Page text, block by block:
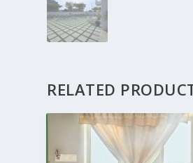
RELATED